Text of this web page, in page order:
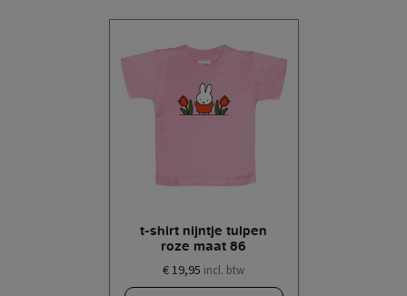
t-shirt nijntje tulpen
roze maat 86
€ 19,95 incl. btw